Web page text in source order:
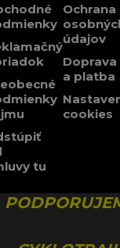
tu
Ochrana
údajov
Doprava
a platba
cookies